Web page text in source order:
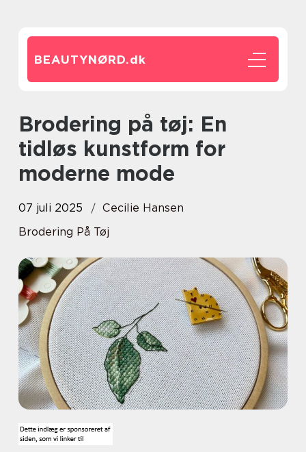
BEAUTYNØRD.dk
Brodering på tøj: En
tidløs kunstform for
moderne mode
07 juli 2025
Cecilie Hansen
Brodering På Tøj